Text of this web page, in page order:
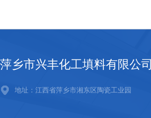
萍乡市兴丰化工填料有限公司
地址：江西省萍乡市湘东区陶瓷工业园